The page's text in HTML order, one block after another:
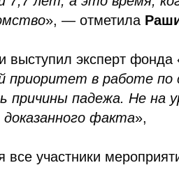
», — отметила
выступил эксперт фонда
приоритет в работе по
причины падежа. Не на
факта»,
все участники